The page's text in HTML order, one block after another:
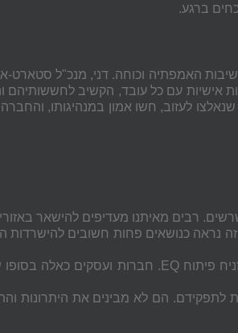
ברגע.
האמפתיה וכוחה. דני, מנכ"ל סטארט-
אישיות עם כל עובד, הקשיב לחששותיהם
לעזוב, חשו אמון במנהיגותו,
. רבים מאיתנו מעדיפים להישאר
כנושאים פחות חשובים להישרדות
פיתוח EQ . חברות ועסקים כאלה בסופו
לתפקידם. הם לא מבינים את היתרונות